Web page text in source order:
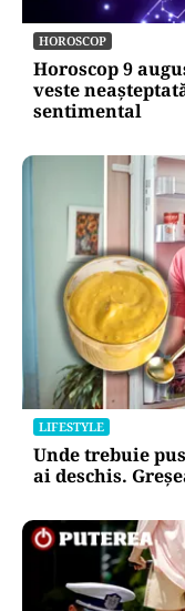
HOROSCOP
Horoscop 9
veste
sentimental
LIFESTYLE
Unde trebuie
ai deschis.